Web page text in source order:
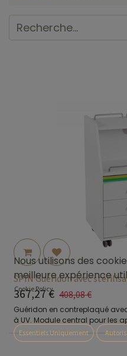
SPIN Guéridon avec
367,27€ 408,08€
Guéridon en contreplaqué
à UV. Module central pour les
Nous utilisons des
meilleure expérience
Cookie Policy
Essentiels Uniquement